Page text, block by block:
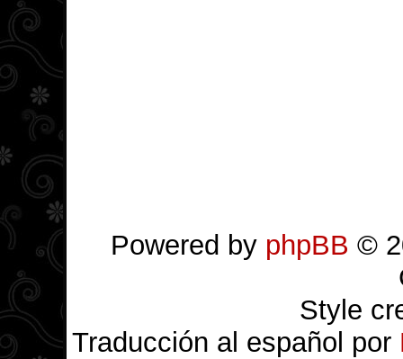
Powered by phpBB ©
Style
Traducción al español por